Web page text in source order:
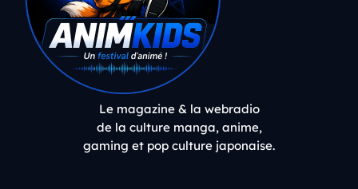
Le magazine & la webradio
de la culture manga, anime,
gaming et pop culture japonaise.